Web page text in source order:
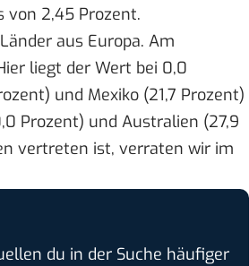
von 2,45 Prozent.
aus Europa. Am
liegt der Wert bei 0,0
und Mexiko (21,7 Prozent)
Prozent) und Australien (27,9
vertreten ist, verraten wir im
du in der Suche häufiger